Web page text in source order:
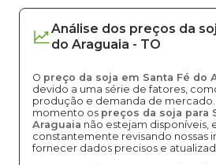
Análise dos preços da
do Araguaia - TO
O preço da soja em Santa Fé do
devido a uma série de fatores,
produção e demanda de mercado.
momento os preços da soja para
Araguaia não estejam disponíveis,
constantemente revisando nossas
fornecer dados precisos e